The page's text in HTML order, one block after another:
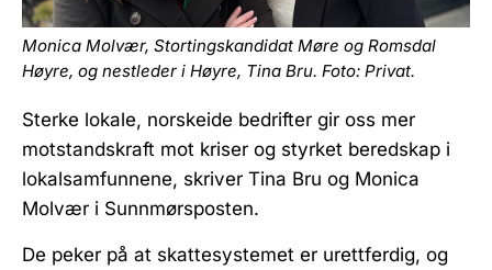
Monica Molvær, Stortingskandidat Møre og Romsdal
Høyre, og nestleder i Høyre, Tina Bru. Foto: Privat.
Sterke lokale, norskeide bedrifter gir oss mer
motstandskraft mot kriser og styrket beredskap i
lokalsamfunnene, skriver Tina Bru og Monica
Molvær i Sunnmørsposten.
De peker på at skattesystemet er urettferdig, og